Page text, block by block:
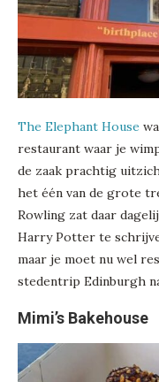
The Elephant House
restaurant waar je
de zaak prachtig
het één van de grote
Rowling zat daar
Harry Potter te
maar je moet nu wel
stedentrip Edinburgh
Mimi’s Bakehouse